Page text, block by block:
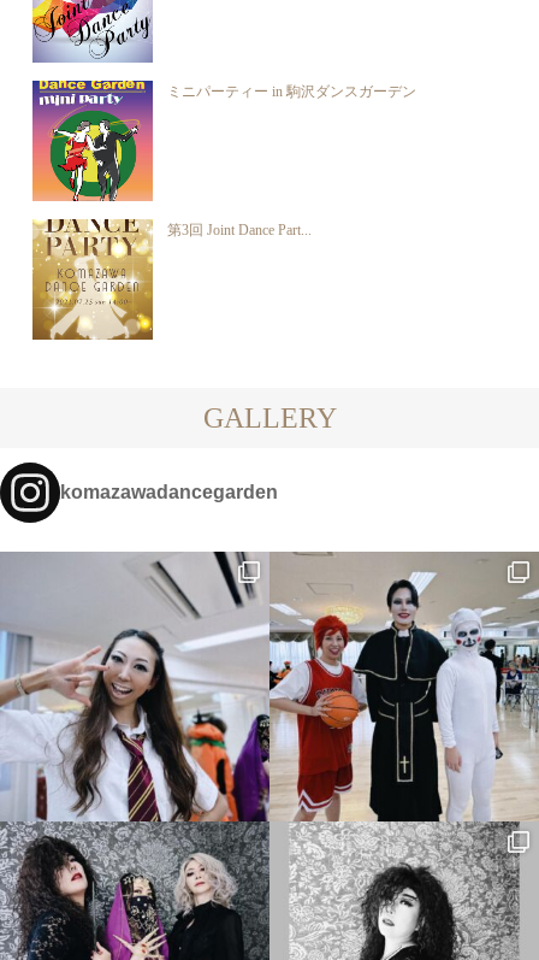
ミニパーティー in 駒沢ダンスガーデン
第3回 Joint Dance Part...
GALLERY
komazawadancegarden